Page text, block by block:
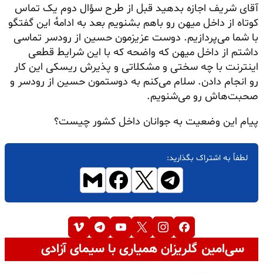
آقای شریف اجازه بدهید قبل از طرح سؤال دوم یک تماس
کوتاه از داخل میهن رو باهم بشنویم بعد به ادامه‌ٔ این گفتگو
با شما می‌پردازیم. دوست عزیزمون حسین از رودسر تماسی
داشتم از داخل میهن که واضحه که با این شرایط قطعی
اینترنت با چه سختی و مشکلاتی و پذیرش ریسکی این کار
رو انجام دادن. سلام می‌کنم به دوستمون حسین از رودسر و
صحبت‌هاش رو می‌شنویم.
پیام این وضعیت به جوانان داخل کشور چیست؟
لطفاً به اشتراک بگذارید:
سی‌امین گلریزان همیاری با سیمای آزادی